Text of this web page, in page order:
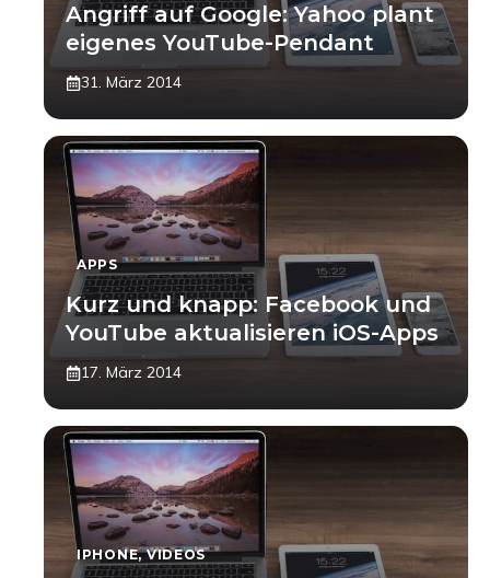
Angriff auf Google: Yahoo plant
eigenes YouTube-Pendant
31. März 2014
APPS
Kurz und knapp: Facebook und
YouTube aktualisieren iOS-Apps
17. März 2014
IPHONE,VIDEOS